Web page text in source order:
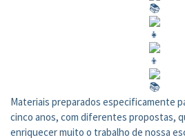
Materiais preparados especificamente
cinco anos, com diferentes propostas,
enriquecer muito o trabalho de nossa